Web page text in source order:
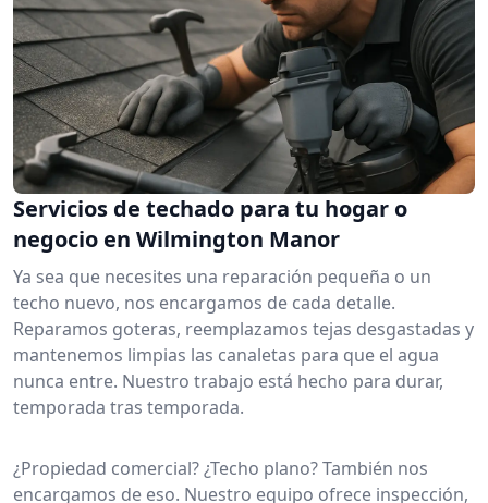
Servicios de techado para tu hogar o
negocio en Wilmington Manor
Ya sea que necesites una reparación pequeña o un
techo nuevo, nos encargamos de cada detalle.
Reparamos goteras, reemplazamos tejas desgastadas y
mantenemos limpias las canaletas para que el agua
nunca entre. Nuestro trabajo está hecho para durar,
temporada tras temporada.
¿Propiedad comercial? ¿Techo plano? También nos
encargamos de eso. Nuestro equipo ofrece inspección,